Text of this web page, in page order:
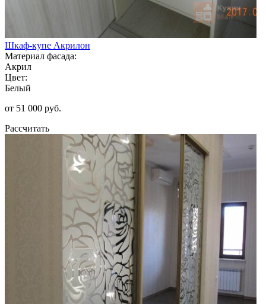
Шкаф-купе Акрилон
Материал фасада:
Акрил
Цвет:
Белый
от 51 000 руб.
Рассчитать